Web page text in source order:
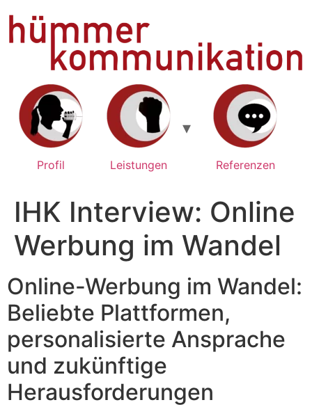
Inhalt
springen
Profil Leistungen Referenzen
IHK Interview: Online
Werbung im Wandel
Online-Werbung im Wandel:
Beliebte Plattformen,
personalisierte Ansprache
und zukünftige
Herausforderungen